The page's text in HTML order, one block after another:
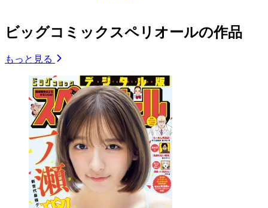
ビッグコミックスペリオールの作品
もっと見る